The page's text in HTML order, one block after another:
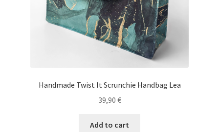
Handmade Twist It Scrunchie Handbag Lea
39,90 €
Add to cart